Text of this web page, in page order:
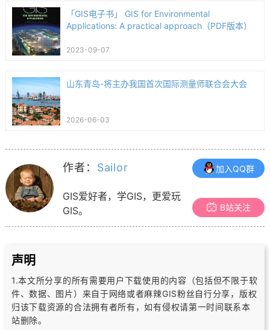
「GIS电子书」 GIS for Environmental
Applications: A practical approach（PDF版本）
2023-09-07
山东青岛-将主办我国首次国际测量师联合会大会
2026-06-03
作者： Sailor
GIS爱好者，学GIS，更爱玩
GIS。
加入QQ群
B站关注
声明
1.本文所分享的所有需要用户下载使用的内容（包括但不限于软
件、数据、图片） 来自于网络或者麻辣GIS粉丝自行分享，版权
归该下载资源的合法拥有者所有，如有侵权请第一时间联系本
站删除。